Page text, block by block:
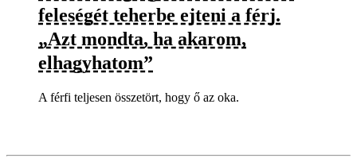
feleségét teherbe ejteni a férj.
„Azt mondta, ha akarom,
elhagyhatom”
A férfi teljesen összetört, hogy ő az oka.